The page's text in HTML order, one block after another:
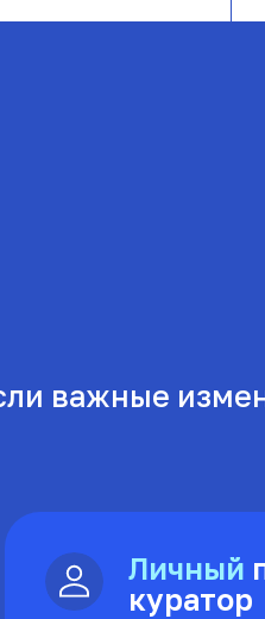
важные
Личный
куратор